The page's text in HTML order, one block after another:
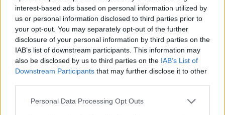
interest-based ads based on personal information utilized by
us or personal information disclosed to third parties prior to
your opt-out. You may separately opt-out of the further
disclosure of your personal information by third parties on the
IAB’s list of downstream participants. This information may
also be disclosed by us to third parties on the IAB’s List of
Downstream Participants that may further disclose it to other
Personal Data Processing Opt Outs
de l’humidité et des taches. Appliquez-le
régulièrement, surtout en automne et hiver.
Enfiler et retirer correctement ses
chaussures
Utilisez un chausse-pied pour ne pas déformer le
chaussures pour éviter de trop solliciter les coutures.